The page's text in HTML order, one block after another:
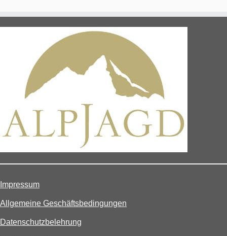
Impressum
Allgemeine Geschäftsbedingungen
Datenschutzbelehrung